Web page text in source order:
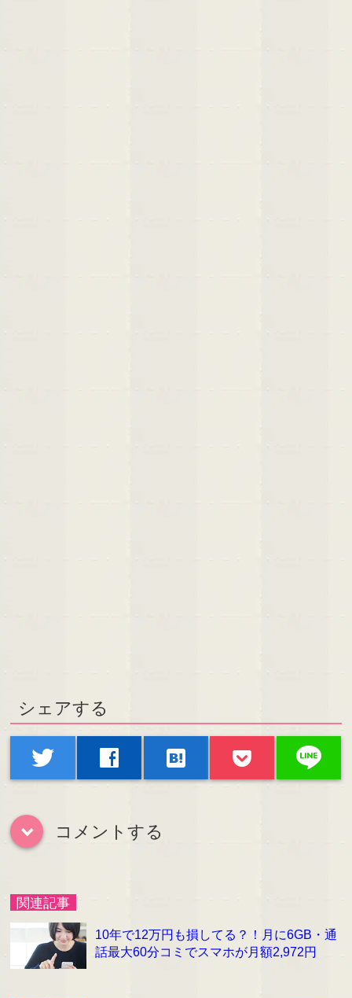
シェアする
twitter facebook hatenabookmark line
down コメントする
関連記事
10年で12万円も損してる？！月に6GB・通
話最大60分コミでスマホが月額2,972円